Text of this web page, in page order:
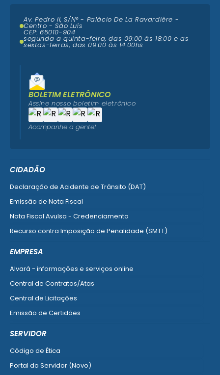
CIDADÃO
Declaração de Acidente de Trânsito (DAT)
Emissão de Nota Fiscal
Nota Fiscal Avulsa - Credenciamento
Recurso contra Imposição de Penalidade (SMTT)
EMPRESA
Alvará - informações e serviços online
Central de Contratos/Atas
Central de Licitações
Emissão de Certidões
SERVIDOR
Código de Ética
Portal do Servidor (Novo)
Av. Pedro II, S/N° - Palácio De La Ravardière -
Centro - São Luís
CEP: 65010-904
segunda a quinta-feira, das 09:00 ás 18:00 e as
sextas-feiras, das 09:00 às 14:00hs
BOLETIM ELETRÔNICO
Assine nosso boletim eletrônico
Acompanhe a gente!